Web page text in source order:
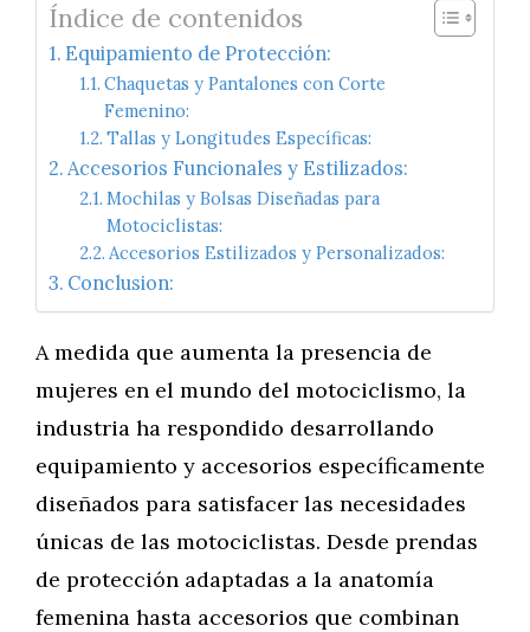
Índice de contenidos
Equipamiento de Protección:
Chaquetas y Pantalones con Corte
Femenino:
Tallas y Longitudes Específicas:
Accesorios Funcionales y Estilizados:
Mochilas y Bolsas Diseñadas para
Motociclistas:
Accesorios Estilizados y Personalizados:
Conclusion:
A medida que aumenta la presencia de
mujeres en el mundo del motociclismo, la
industria ha respondido desarrollando
equipamiento y accesorios específicamente
diseñados para satisfacer las necesidades
únicas de las motociclistas. Desde prendas
de protección adaptadas a la anatomía
femenina hasta accesorios que combinan